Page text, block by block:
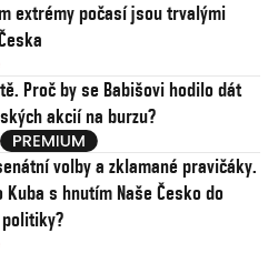
extrémy počasí jsou trvalými
Proč by se Babišovi hodilo dát
akcií na burzu?
volby a zklamané pravičáky.
Kuba s hnutím Naše Česko do